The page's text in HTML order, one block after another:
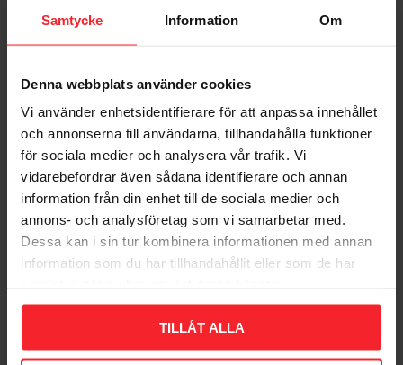
Samtycke Information Om
Denna webbplats använder cookies
Vi använder enhetsidentifierare för att anpassa innehållet
och annonserna till användarna, tillhandahålla funktioner
för sociala medier och analysera vår trafik. Vi
vidarebefordrar även sådana identifierare och annan
information från din enhet till de sociala medier och
annons- och analysföretag som vi samarbetar med.
Dessa kan i sin tur kombinera informationen med annan
information som du har tillhandahållit eller som de har
TILLÅT ALLA
Bliv den første, der giver en bedømmelse.
Populära produkter